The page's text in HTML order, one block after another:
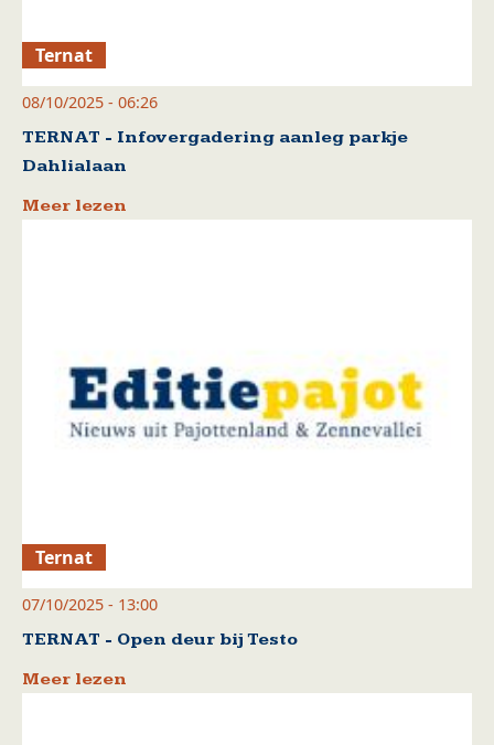
Ternat
08/10/2025 - 06:26
TERNAT - Infovergadering aanleg parkje
Dahlialaan
Meer lezen
Ternat
07/10/2025 - 13:00
TERNAT - Open deur bij Testo
Meer lezen